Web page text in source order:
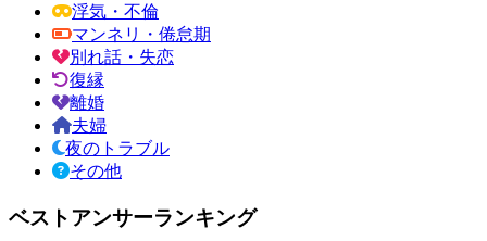
浮気・不倫
マンネリ・倦怠期
別れ話・失恋
復縁
離婚
夫婦
夜のトラブル
その他
ベストアンサーランキング